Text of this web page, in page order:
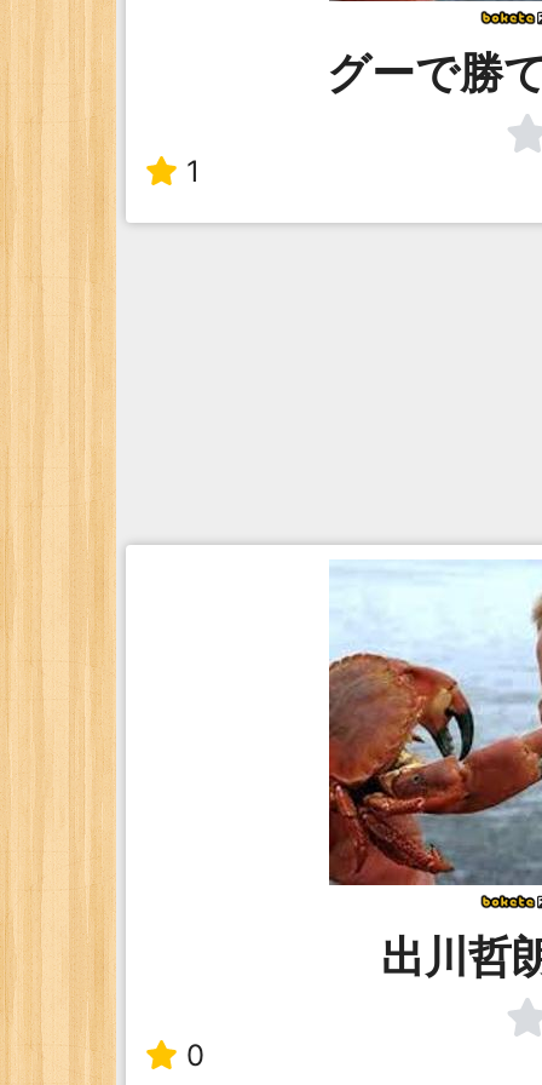
グーで勝
1
出川哲
0